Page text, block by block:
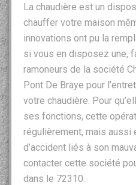
La chaudière est un
chauffer votre maison
innovations ont pu la
si vous en disposez une,
ramoneurs de la société
Pont De Braye pour
votre chaudière. Pour
ses fonctions, cette
régulièrement, mais
d’accident liés à son
contacter cette société
dans le 72310.